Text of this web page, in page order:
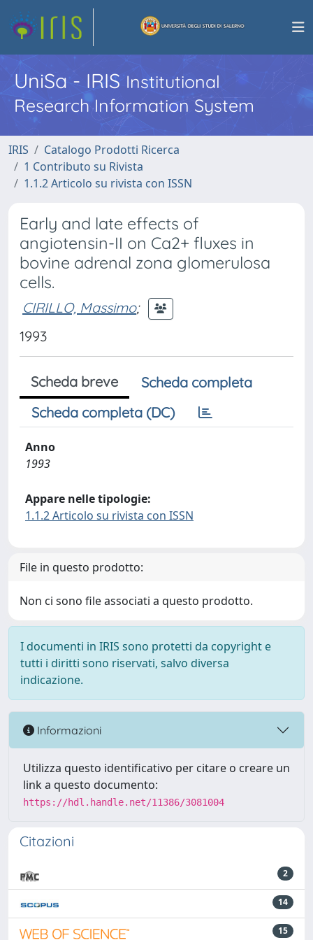
UniSa - IRISInstitutional
Research Information System
IRIS
Catalogo Prodotti Ricerca
1 Contributo su Rivista
1.1.2 Articolo su rivista con ISSN
Early and late effects of
angiotensin-II on Ca2+ fluxes in
bovine adrenal zona glomerulosa
cells.
CIRILLO, Massimo;
1993
Scheda breve
Scheda completa
Scheda completa (DC)
Anno
1993
Appare nelle tipologie:
1.1.2 Articolo su rivista con ISSN
File in questo prodotto:
Non ci sono file associati a questo prodotto.
I documenti in IRIS sono protetti da copyright e
tutti i diritti sono riservati, salvo diversa
indicazione.
Informazioni
Utilizza questo identificativo per citare o creare un
link a questo documento:
https://hdl.handle.net/11386/3081004
Citazioni
2
14
15